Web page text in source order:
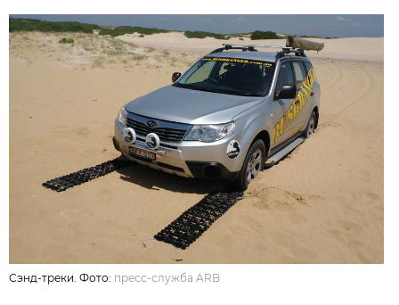
Сэнд-треки. Фото: пресс-служба ARB